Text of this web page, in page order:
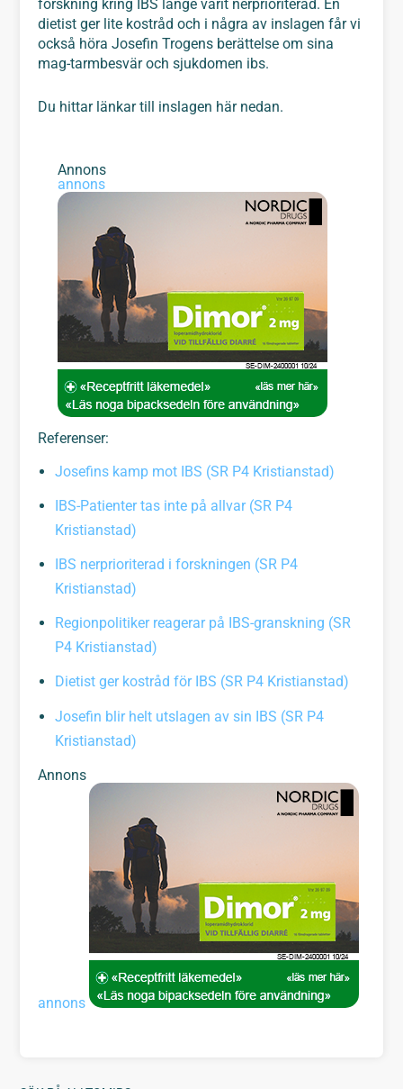
forskning kring IBS länge varit nerprioriterad. En
dietist ger lite kostråd och i några av inslagen får vi
också höra Josefin Trogens berättelse om sina
mag-tarmbesvär och sjukdomen ibs.
Du hittar länkar till inslagen här nedan.
Annons
annons
Referenser:
Josefins kamp mot IBS (SR P4 Kristianstad)
IBS-Patienter tas inte på allvar (SR P4
Kristianstad)
IBS nerprioriterad i forskningen (SR P4
Kristianstad)
Regionpolitiker reagerar på IBS-granskning (SR
P4 Kristianstad)
Dietist ger kostråd för IBS (SR P4 Kristianstad)
Josefin blir helt utslagen av sin IBS (SR P4
Kristianstad)
Annons
annons